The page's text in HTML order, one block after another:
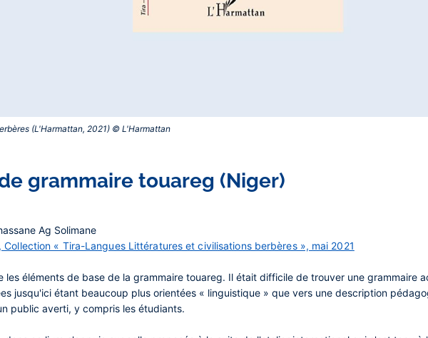
(L'Harmattan, 2021) © L'Harmattan‎
grammaire touareg (Niger)
Ag Solimane
Collection « Tira-Langues Littératures et civilisations berbères », mai 2021
les éléments de base de la grammaire touareg. Il était difficile de trouver une grammaire
jusqu'ici étant beaucoup plus orientées « linguistique » que vers une description
public averti, y compris les étudiants.